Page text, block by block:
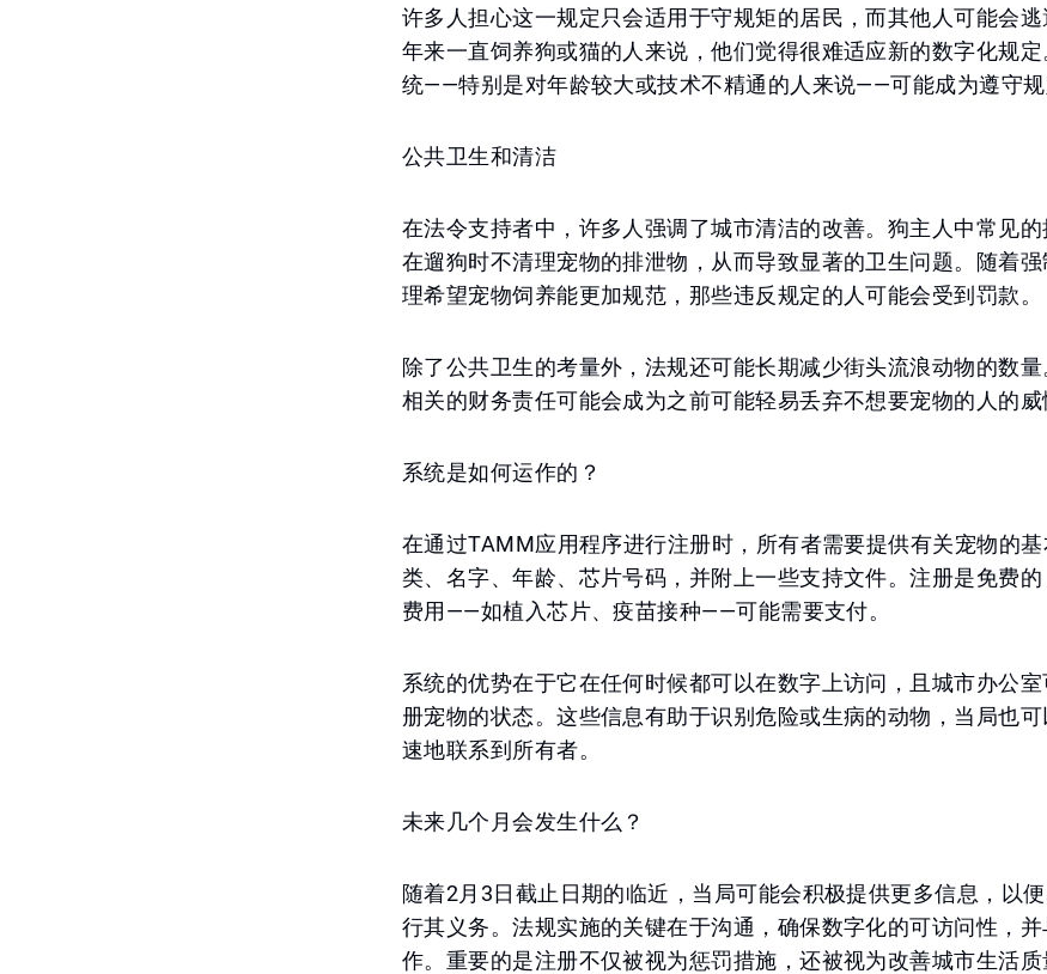
许多人担心这一规定只会适用于守规矩的居民，而其他人可能会
年来一直饲养狗或猫的人来说，他们觉得很难适应新的数字化规
统——特别是对年龄较大或技术不精通的人来说——可能成为遵守规
公共卫生和清洁
在法令支持者中，许多人强调了城市清洁的改善。狗主人中常见的
在遛狗时不清理宠物的排泄物，从而导致显著的卫生问题。随着
理希望宠物饲养能更加规范，那些违反规定的人可能会受到罚款。
除了公共卫生的考量外，法规还可能长期减少街头流浪动物的数
相关的财务责任可能会成为之前可能轻易丢弃不想要宠物的人的威
系统是如何运作的？
在通过TAMM应用程序进行注册时，所有者需要提供有关宠物的
类、名字、年龄、芯片号码，并附上一些支持文件。注册是免费
费用——如植入芯片、疫苗接种——可能需要支付。
系统的优势在于它在任何时候都可以在数字上访问，且城市办公
册宠物的状态。这些信息有助于识别危险或生病的动物，当局也
速地联系到所有者。
未来几个月会发生什么？
随着2月3日截止日期的临近，当局可能会积极提供更多信息，以
行其义务。法规实施的关键在于沟通，确保数字化的可访问性，
作。重要的是注册不仅被视为惩罚措施，还被视为改善城市生活